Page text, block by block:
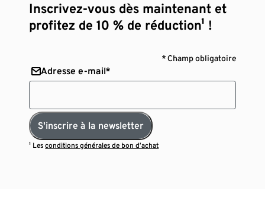
Inscrivez-vous dès maintenant et
profitez de 10 % de réduction¹ !
* Champ obligatoire
Adresse e-mail*
S'inscrire à la newsletter
¹ Lesconditions générales de bon d’achat